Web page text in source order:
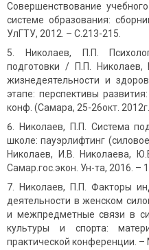
Совершенствование
системе образования:
УлГТУ, 2012. – С.213-215.
Николаев, П.П.
подготовки / П.П. Николаев,
жизнедеятельности и
этапе: перспективы
конф. (Самара, 25-26окт.
Николаев, П.П. Система
школе: пауэрлифтинг
Николаев, И.В. Николаева,
Самар.гос.экон. Ун-та, 2016. –
Николаев, П.П. Факторы
деятельности в женском
и межпредметные связи в
культуры и спорта:
практической конференции. –